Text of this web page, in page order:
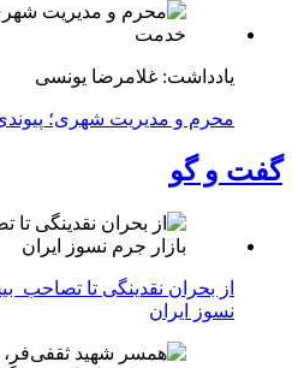
یادداشت: غلامرضا یونسی
محرم و مدیریت شهری؛
گفت و گو
نسوز ایران